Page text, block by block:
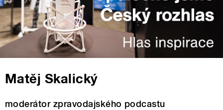
Matěj Skalický
moderátor zpravodajského podcastu